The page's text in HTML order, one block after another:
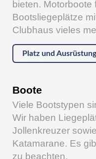
bieten. Motorboote
Bootsliegeplätze
Clubhaus vieles
Platz und Ausrüstung
Boote
Viele Bootstypen
Wir haben
Jollenkreuzer
Katamarane. Es
zu beachten.